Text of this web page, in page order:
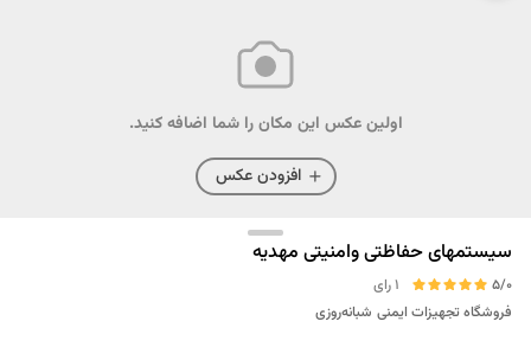
اولین عکس این مکان را شما اضافه کنید.
افزودن عکس
سیستمهای حفاظتی وامنیتی مهدیه
5/0
1 رای
فروشگاه تجهیزات ایمنی شبانه‌روزی